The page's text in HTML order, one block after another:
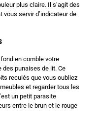
plus claire. Il s’agit des
servir d’indicateur de
en comble votre
des punaises de lit. Ce
reculés que vous oubliez
et regarder tous les
un petit parasite
entre le brun et le rouge